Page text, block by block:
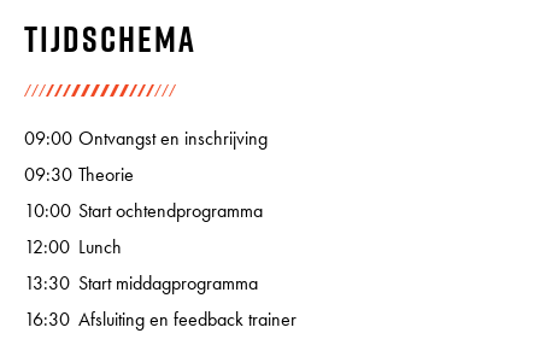
Tijdschema
09:00 Ontvangst en inschrijving
09:30 Theorie
10:00 Start ochtendprogramma
12:00 Lunch
13:30 Start middagprogramma
16:30 Afsluiting en feedback trainer